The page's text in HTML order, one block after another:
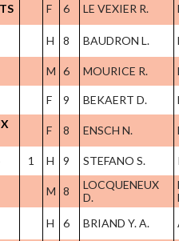
F 6 LE VEXIER R.
H 8 BAUDRON L.
M 6 MOURICE R.
F 9 BEKAERT D.
F 8 ENSCH N.
1 H 9 STEFANO S.
M 8
LOCQUENEUX
D.
H 6 BRIAND Y. A.